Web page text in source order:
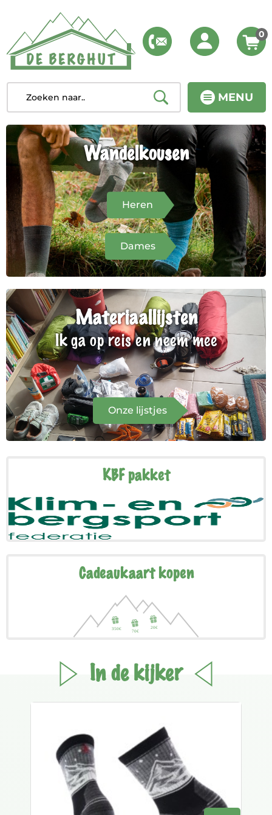
MENU
0
Wandelkousen
Heren
Dames
Materiaallijsten
Ik ga op reis en neem mee
Onze lijstjes
KBF pakket
Cadeaukaart kopen
In de kijker